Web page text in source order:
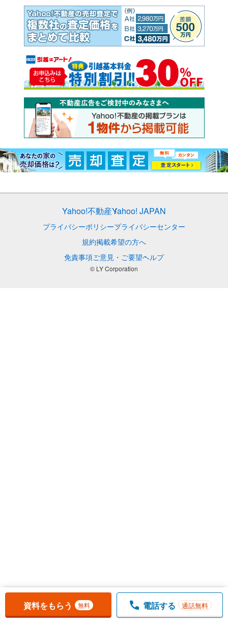
お気に入りに追加しました。 一覧を開く
資料をもらう 無料 電話する 通話無料
Yahoo!不動産Yahoo! JAPAN
プライバシーポリシープライバシーセンター
規約掲載希望の方へ
免責事項ご意見・ご要望ヘルプ
© LY Corporation